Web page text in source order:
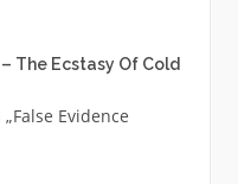
– The Ecstasy Of Cold
Evidence